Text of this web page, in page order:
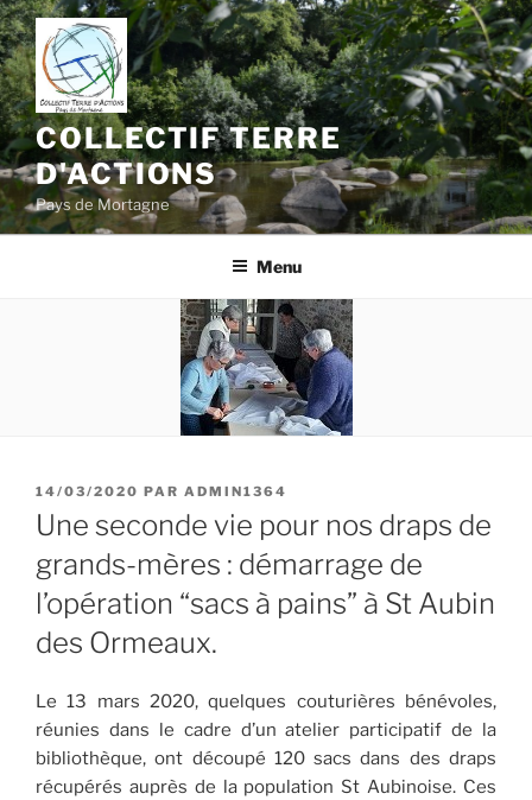
Aller
au
contenu
principal
COLLECTIF TERRE
D'ACTIONS
Pays de Mortagne
Menu
PUBLIÉ
LE
14/03/2020 PAR ADMIN1364
Une seconde vie pour nos draps de
grands-mères : démarrage de
l’opération “sacs à pains” à St Aubin
des Ormeaux.
Le 13 mars 2020, quelques couturières bénévoles,
réunies dans le cadre d’un atelier participatif de la
bibliothèque, ont découpé 120 sacs dans des draps
récupérés auprès de la population St Aubinoise. Ces